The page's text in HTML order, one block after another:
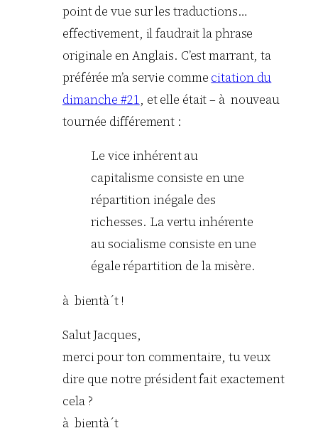
point de vue sur les traductions…
effectivement, il faudrait la phrase
originale en Anglais. C’est marrant, ta
préférée m’a servie comme citation du
dimanche #21, et elle était – à nouveau
tournée différement :
Le vice inhérent au
capitalisme consiste en une
répartition inégale des
richesses. La vertu inhérente
au socialisme consiste en une
égale répartition de la misère.
à bientà´t !
Salut Jacques,
merci pour ton commentaire, tu veux
dire que notre président fait exactement
cela ?
à bientà´t